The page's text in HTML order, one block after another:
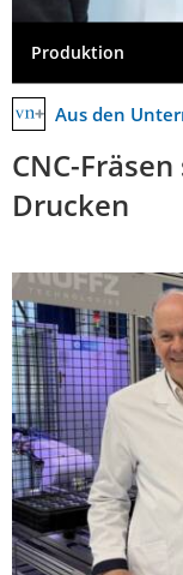
Produktion
Aus den
CNC-
Drucken